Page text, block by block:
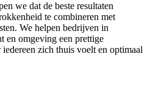
we dat de beste resultaten
te combineren met
We helpen bedrijven in
en omgeving een prettige
zich thuis voelt en optimaal